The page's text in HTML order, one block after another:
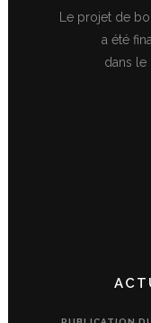
Le projet de
a été
dans le